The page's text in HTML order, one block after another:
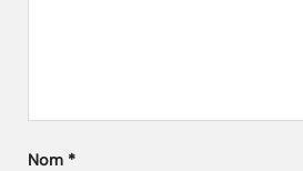
Nom *